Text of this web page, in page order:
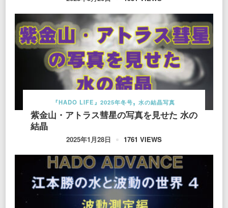
『HADO LIFE』2025年冬号 水の結晶写真
紫金山・アトラス彗星の写真を見せた 水の
結晶
2025年1月28日 1761 VIEWS